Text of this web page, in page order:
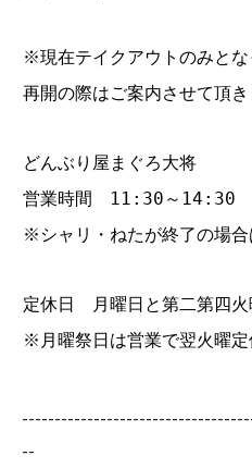
※現在テイクアウトのみと
再開の際はご案内させて頂き
どんぶり屋まぐろ大将
営業時間 11:30～14:30
※シャリ・ねたが終了の場
定休日 月曜日と第二第四火
※月曜祭日は営業で翌火曜定
--